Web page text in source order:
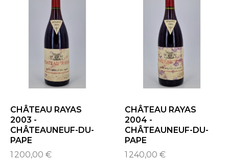
CHÂTEAU RAYAS
2003 -
CHÂTEAUNEUF-DU-
PAPE
1 200,00 €
CHÂTEAU RAYAS
2004 -
CHÂTEAUNEUF-DU-
PAPE
1 240,00 €